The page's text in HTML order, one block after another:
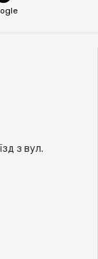
з вул.